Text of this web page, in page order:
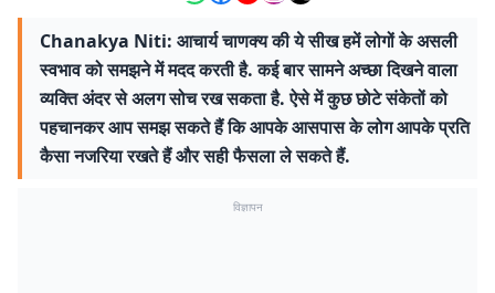
Chanakya Niti: आचार्य चाणक्य की ये सीख हमें लोगों के असली
स्वभाव को समझने में मदद करती है. कई बार सामने अच्छा दिखने वाला
व्यक्ति अंदर से अलग सोच रख सकता है. ऐसे में कुछ छोटे संकेतों को
पहचानकर आप समझ सकते हैं कि आपके आसपास के लोग आपके प्रति
कैसा नजरिया रखते हैं और सही फैसला ले सकते हैं.
विज्ञापन